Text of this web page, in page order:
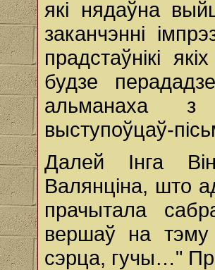
які нядаўна
заканчэнні
прадстаўнікі
будзе
альманаха з
выступоўцаў-
Далей Інга
Валянціна, што
прачытала
вершаў на тэму
сэрца, гучы…"